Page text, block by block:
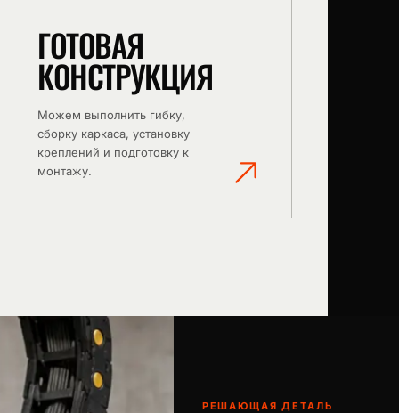
ГОТОВАЯ
КОНСТРУКЦИЯ
Можем выполнить гибку,
сборку каркаса, установку
креплений и подготовку к
монтажу.
РЕШАЮЩАЯ ДЕТАЛЬ